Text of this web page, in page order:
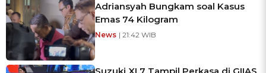
Adriansyah Bungkam soal Kasus
Emas 74 Kilogram
News | 21:42 WIB